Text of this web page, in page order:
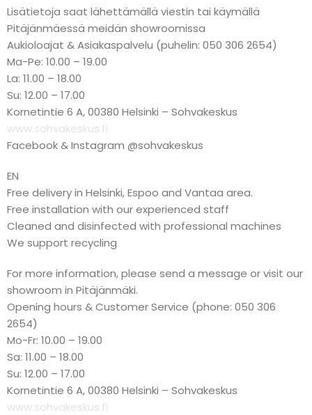
Lisätietoja saat lähettämällä viestin tai käymällä
Pitäjänmäessä meidän showroomissa
Aukioloajat & Asiakaspalvelu (puhelin: 050 306 2654)
Ma-Pe: 10.00 – 19.00
La: 11.00 – 18.00
Su: 12.00 – 17.00
Kornetintie 6 A, 00380 Helsinki – Sohvakeskus
www.sohvakeskus.fi
Facebook & Instagram @sohvakeskus
EN
Free delivery in Helsinki, Espoo and Vantaa area.
Free installation with our experienced staff
Cleaned and disinfected with professional machines
We support recycling
For more information, please send a message or visit our
showroom in Pitäjänmäki.
Opening hours & Customer Service (phone: 050 306
2654)
Mo-Fr: 10.00 – 19.00
Sa: 11.00 – 18.00
Su: 12.00 – 17.00
Kornetintie 6 A, 00380 Helsinki – Sohvakeskus
www.sohvakeskus.fi